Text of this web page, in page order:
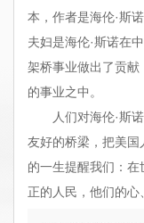
本，作者是海伦·斯
夫妇是海伦·斯诺在
架桥事业做出了贡
的事业之中。
人们对海伦·斯诺
友好的桥梁，把美
的一生提醒我们：
正的人民，他们的心